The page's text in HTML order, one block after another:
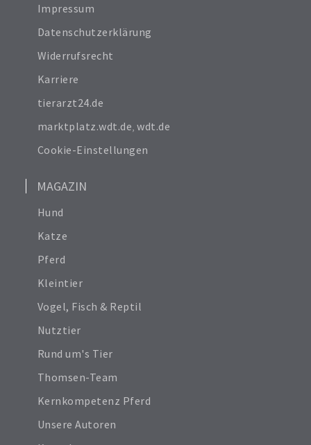
Impressum
Datenschutzerklärung
Widerrufsrecht
Karriere
tierarzt24.de
marktplatz.wdt.de,wdt.de
Cookie-Einstellungen
MAGAZIN
Hund
Katze
Pferd
Kleintier
Vogel, Fisch & Reptil
Nutztier
Rund um's Tier
Thomsen-Team
Kernkompetenz Pferd
Unsere Autoren